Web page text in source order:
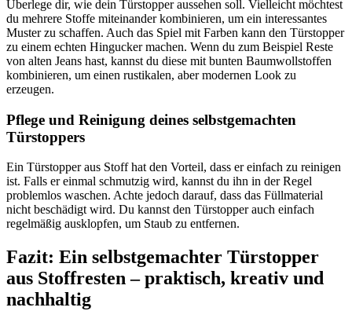
Überlege dir, wie dein Türstopper aussehen soll. Vielleicht möchtest
du mehrere Stoffe miteinander kombinieren, um ein interessantes
Muster zu schaffen. Auch das Spiel mit Farben kann den Türstopper
zu einem echten Hingucker machen. Wenn du zum Beispiel Reste
von alten Jeans hast, kannst du diese mit bunten Baumwollstoffen
kombinieren, um einen rustikalen, aber modernen Look zu
erzeugen.
Pflege und Reinigung deines selbstgemachten
Türstoppers
Ein Türstopper aus Stoff hat den Vorteil, dass er einfach zu reinigen
ist. Falls er einmal schmutzig wird, kannst du ihn in der Regel
problemlos waschen. Achte jedoch darauf, dass das Füllmaterial
nicht beschädigt wird. Du kannst den Türstopper auch einfach
regelmäßig ausklopfen, um Staub zu entfernen.
Fazit: Ein selbstgemachter Türstopper
aus Stoffresten – praktisch, kreativ und
nachhaltig